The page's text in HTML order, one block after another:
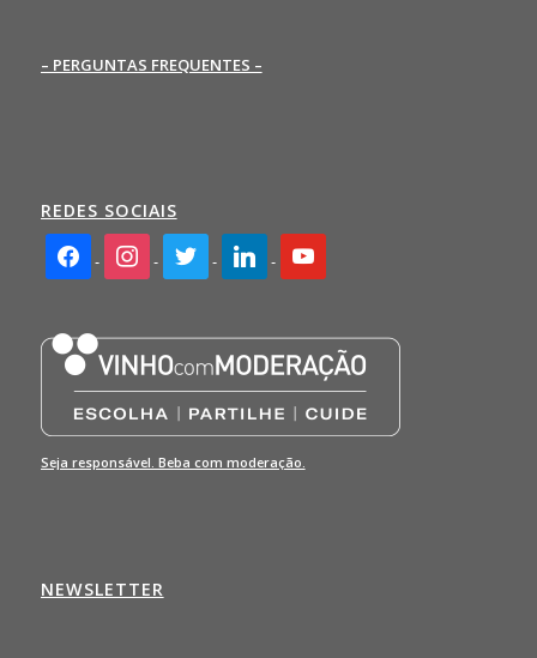
– PERGUNTAS FREQUENTES –
REDES SOCIAIS
facebook2instagramtwitter linkedin youtube
Seja responsável. Beba com moderação.
NEWSLETTER